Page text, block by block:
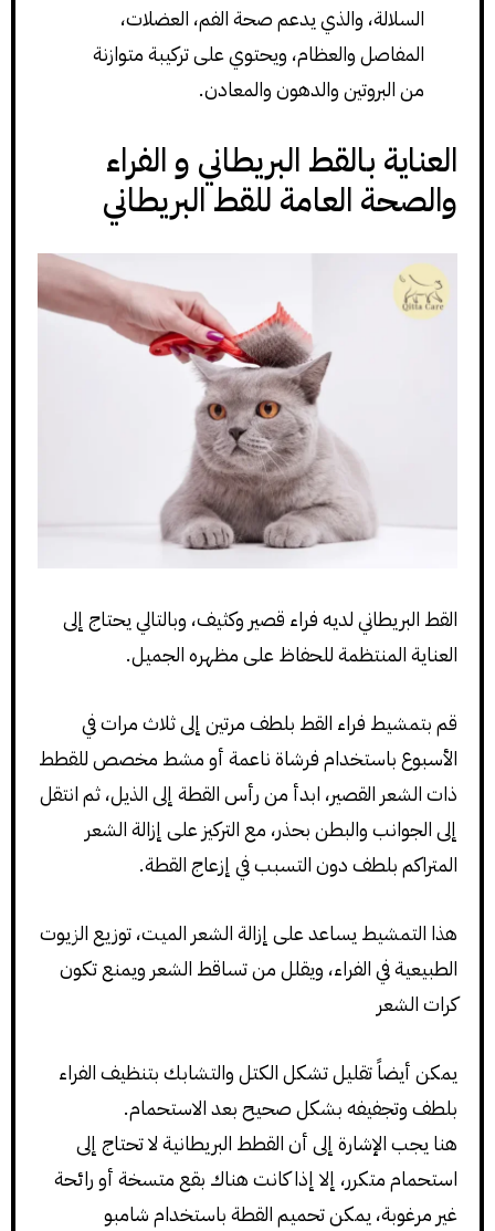
السلالة، والذي يدعم صحة الفم، العضلات،
المفاصل والعظام، ويحتوي على تركيبة متوازنة
من البروتين والدهون والمعادن.
العناية بالقط البريطاني و الفراء
والصحة العامة للقط البريطاني
القط البريطاني لديه فراء قصير وكثيف، وبالتالي يحتاج إلى
العناية المنتظمة للحفاظ على مظهره الجميل.
قم بتمشيط فراء القط بلطف مرتين إلى ثلاث مرات في
الأسبوع باستخدام فرشاة ناعمة أو مشط مخصص للقطط
ذات الشعر القصير، ابدأ من رأس القطة إلى الذيل، ثم انتقل
إلى الجوانب والبطن بحذر، مع التركيز على إزالة الشعر
المتراكم بلطف دون التسبب في إزعاج القطة.
هذا التمشيط يساعد على إزالة الشعر الميت، توزيع الزيوت
الطبيعية في الفراء، ويقلل من تساقط الشعر ويمنع تكون
كرات الشعر
يمكن أيضاً تقليل تشكل الكتل والتشابك بتنظيف الفراء
بلطف وتجفيفه بشكل صحيح بعد الاستحمام.
هنا يجب الإشارة إلى أن القطط البريطانية لا تحتاج إلى
استحمام متكرر، إلا إذا كانت هناك بقع متسخة أو رائحة
غير مرغوبة، يمكن تحميم القطة باستخدام شامبو